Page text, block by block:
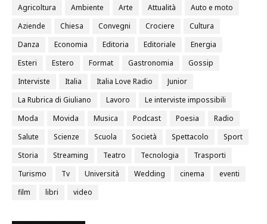
Agricoltura Ambiente Arte Attualità
Auto e moto
Aziende
Chiesa Convegni Crociere
Cultura
Danza
Economia Editoria Editoriale
Energia
Esteri
Estero Format Gastronomia
Gossip
Interviste
Italia Italia Love Radio
Junior
La Rubrica di Giuliano
Lavoro
Le interviste impossibili
Moda
Movida Musica Podcast Poesia
Radio
Salute
Scienze Scuola Società Spettacolo
Sport
Storia
Streaming Teatro Tecnologia
Trasporti
Turismo
Tv Università Wedding cinema
eventi
film
libri video